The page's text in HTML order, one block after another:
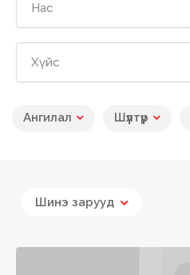
Нас
Хүйс
Ангилал Шүүлтүүр
Шинэ зарууд